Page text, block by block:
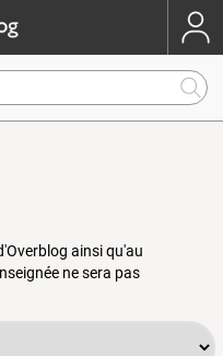
ainsi qu'au
ne sera pas